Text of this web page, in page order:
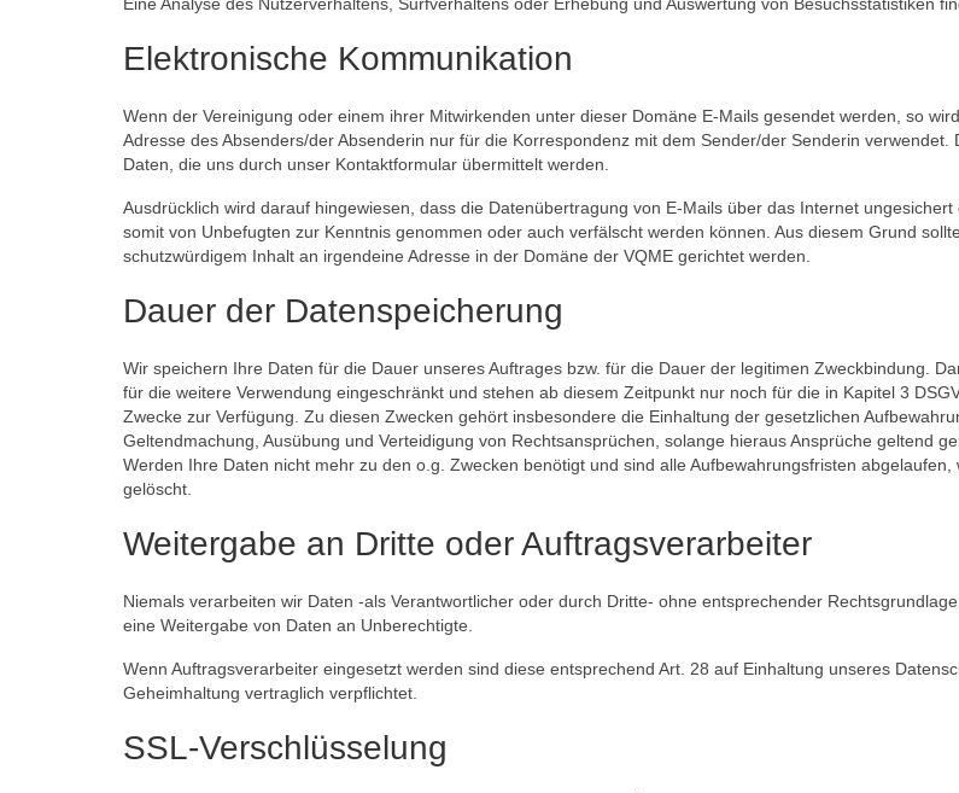
Elektronische Kommunikation
Wenn der Vereinigung oder einem ihrer Mitwirkenden unter dieser Domäne E-Mails gesendet werden, so
Adresse des Absenders/der Absenderin nur für die Korrespondenz mit dem Sender/der Senderin verwendet.
Daten, die uns durch unser Kontaktformular übermittelt werden.
Ausdrücklich wird darauf hingewiesen, dass die Datenübertragung von E-Mails über das Internet
somit von Unbefugten zur Kenntnis genommen oder auch verfälscht werden können. Aus diesem Grund
schutzwürdigem Inhalt an irgendeine Adresse in der Domäne der VQME gerichtet werden.
Dauer der Datenspeicherung
Wir speichern Ihre Daten für die Dauer unseres Auftrages bzw. für die Dauer der legitimen Zweckbindung.
für die weitere Verwendung eingeschränkt und stehen ab diesem Zeitpunkt nur noch für die in Kapitel 3
Zwecke zur Verfügung. Zu diesen Zwecken gehört insbesondere die Einhaltung der gesetzlichen
Geltendmachung, Ausübung und Verteidigung von Rechtsansprüchen, solange hieraus Ansprüche geltend
Werden Ihre Daten nicht mehr zu den o.g. Zwecken benötigt und sind alle Aufbewahrungsfristen abgelaufen,
gelöscht.
Weitergabe an Dritte oder Auftragsverarbeiter
Niemals verarbeiten wir Daten -als Verantwortlicher oder durch Dritte- ohne entsprechender
eine Weitergabe von Daten an Unberechtigte.
Wenn Auftragsverarbeiter eingesetzt werden sind diese entsprechend Art. 28 auf Einhaltung unseres
Geheimhaltung vertraglich verpflichtet.
SSL-Verschlüsselung